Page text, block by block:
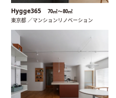
Hygge365 70㎡〜80㎡
東京都 ／マンションリノベーション